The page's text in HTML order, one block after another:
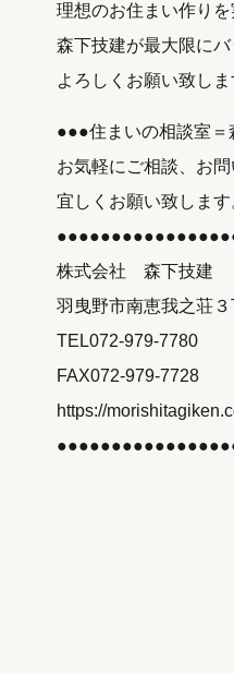
理想のお住まい作り
森下技建が最大限に
よろしくお願い致しま
●●●住まいの相談室
お気軽にご相談、お問
宜しくお願い致します
株式会社 森下技建
羽曳野市南恵我之荘
TEL072-979-7780
FAX072-979-7728
https://